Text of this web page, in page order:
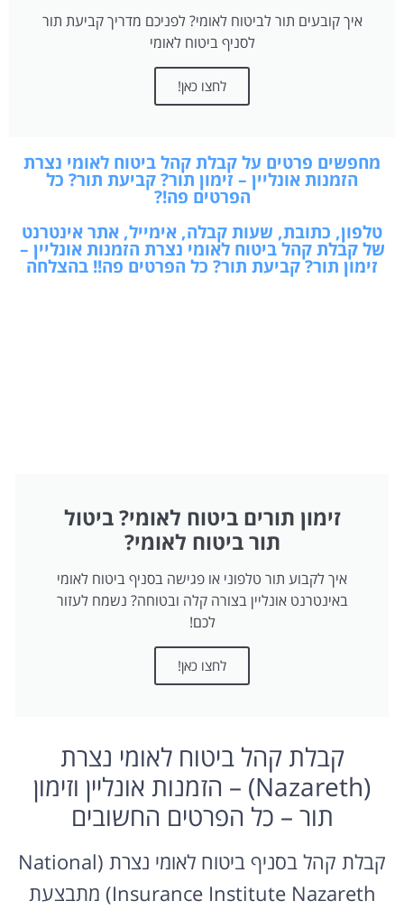
איך קובעים תור לביטוח לאומי? לפניכם מדריך קביעת תור
לסניף ביטוח לאומי
לחצו כאן!
מחפשים פרטים על קבלת קהל ביטוח לאומי נצרת
הזמנות אונליין – זימון תור? קביעת תור? כל
הפרטים פה!?
טלפון, כתובת, שעות קבלה, אימייל, אתר אינטרנט
של קבלת קהל ביטוח לאומי נצרת הזמנות אונליין –
זימון תור? קביעת תור? כל הפרטים פה!! בהצלחה
זימון תורים ביטוח לאומי? ביטול
תור ביטוח לאומי?
איך לקבוע תור טלפוני או פגישה בסניף ביטוח לאומי
באינטרנט אונליין בצורה קלה ובטוחה? נשמח לעזור
לכם!
לחצו כאן!
קבלת קהל ביטוח לאומי נצרת
(Nazareth) – הזמנות אונליין וזימון
תור – כל הפרטים החשובים
קבלת קהל בסניף ביטוח לאומי נצרת (National
Insurance Institute Nazareth) מתבצעת